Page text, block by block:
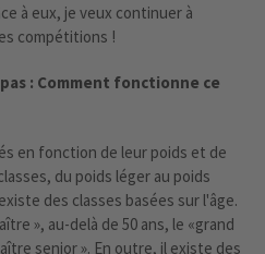
à eux, je veux continuer à
compétitions !
: Comment fonctionne ce
en fonction de leur poids et de
du poids léger au poids
des classes basées sur l'âge.
», au-delà de 50 ans, le «grand
senior ». En outre, il existe des